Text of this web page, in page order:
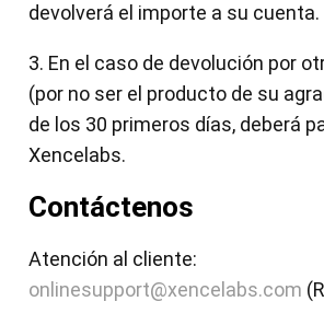
devolverá el importe a su cuenta.
3. En el caso de devolución por
(por no ser el producto de su
de los 30 primeros días, deberá
Xencelabs.
Contáctenos
Atención al cliente:
onlinesupport@xencelabs.com